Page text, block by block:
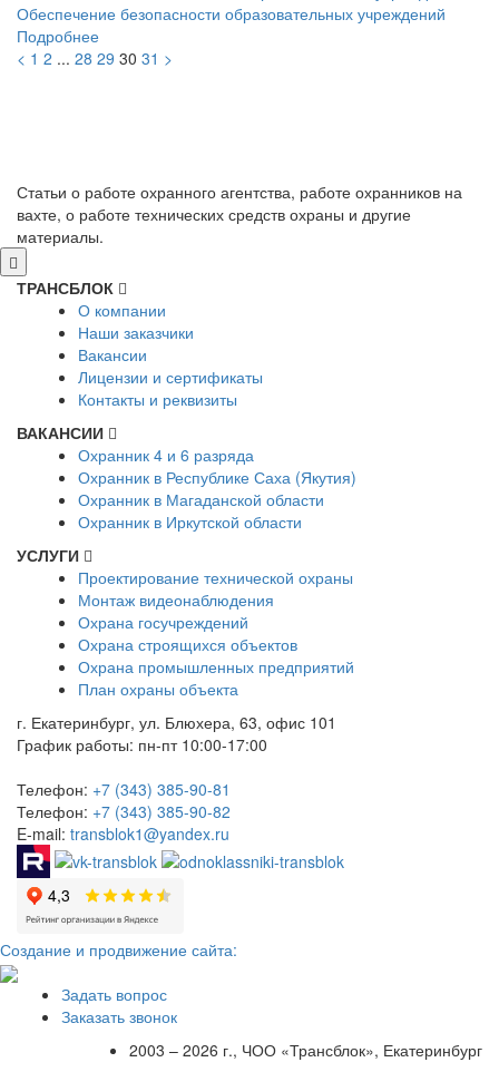
Обеспечение безопасности образовательных учреждений
Подробнее
< 1 2 ... 28 29 30 31 >
Статьи о работе охранного агентства, работе охранников на
вахте, о работе технических средств охраны и другие
материалы.
ТРАНСБЛОК
О компании
Наши заказчики
Вакансии
Лицензии и сертификаты
Контакты и реквизиты
ВАКАНСИИ
Охранник 4 и 6 разряда
Охранник в Республике Саха (Якутия)
Охранник в Магаданской области
Охранник в Иркутской области
УСЛУГИ
Проектирование технической охраны
Монтаж видеонаблюдения
Охрана госучреждений
Охрана строящихся объектов
Охрана промышленных предприятий
План охраны объекта
г. Екатеринбург, ул. Блюхера, 63, офис 101
График работы: пн-пт 10:00-17:00
Телефон: +7 (343) 385-90-81
Телефон: +7 (343) 385-90-82
E-mail: transblok1@yandex.ru
Создание и продвижение сайта:
Задать вопрос
Заказать звонок
2003 – 2026 г., ЧОО «Трансблок», Екатеринбург